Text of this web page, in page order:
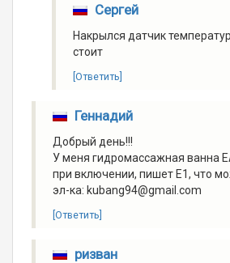
Сергей
Накрылся датчик
стоит
[Ответить]
Геннадий
Добрый день!!!
У меня гидромассажная ванна
при включении, пишет Е1, что
эл-ка: kubang94@gmail.com
[Ответить]
ризван